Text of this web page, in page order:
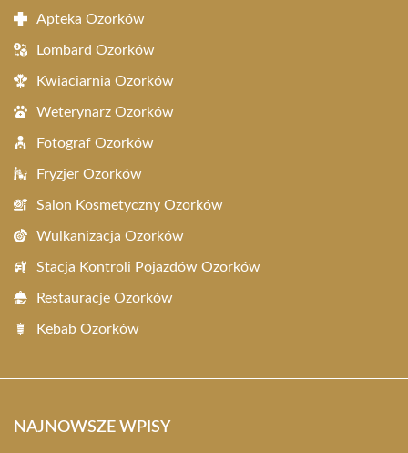
Apteka Ozorków
Lombard Ozorków
Kwiaciarnia Ozorków
Weterynarz Ozorków
Fotograf Ozorków
Fryzjer Ozorków
Salon Kosmetyczny Ozorków
Wulkanizacja Ozorków
Stacja Kontroli Pojazdów Ozorków
Restauracje Ozorków
Kebab Ozorków
NAJNOWSZE WPISY